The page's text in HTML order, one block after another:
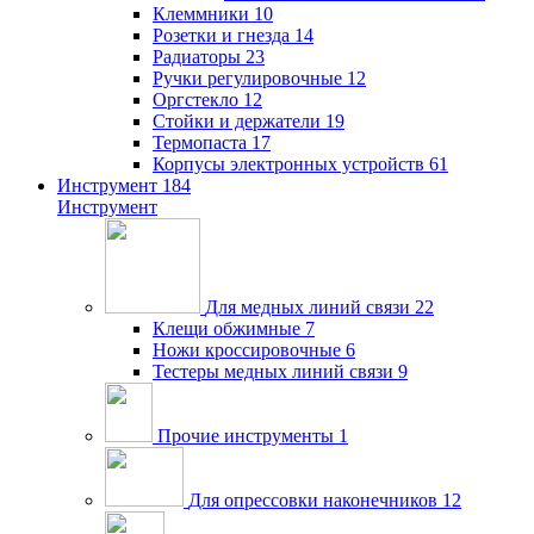
Клеммники 10
Розетки и гнезда 14
Радиаторы 23
Ручки регулировочные 12
Оргстекло 12
Стойки и держатели 19
Термопаста 17
Корпусы электронных устройств 61
Инструмент 184
Инструмент
Для медных линий связи 22
Клещи обжимные 7
Ножи кроссировочные 6
Тестеры медных линий связи 9
Прочие инструменты 1
Для опрессовки наконечников 12